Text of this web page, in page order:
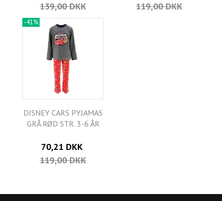
139,00 DKK
119,00 DKK
-41%
DISNEY CARS PYJAMAS
GRÅ RØD STR. 3-6 ÅR
70,21 DKK
119,00 DKK